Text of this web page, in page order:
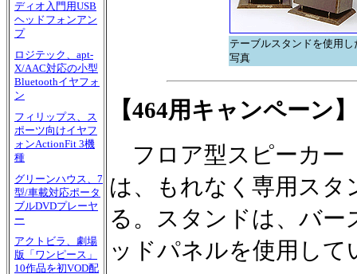
ディオ入門用USB
ヘッドフォンアン
プ
ロジテック、apt-
X/AAC対応の小型
Bluetoothイヤフォ
ン
フィリップス、ス
ポーツ向けイヤフ
ォンActionFit 3機
種
グリーンハウス、7
型/車載対応ポータ
ブルDVDプレーヤ
ー
アクトビラ、劇場
版「ワンピース」
10作品を初VOD配
テーブルスタンドを使用し
写真
【464用キャンペーン】
フロア型スピーカー
は、もれなく専用ス
る。スタンドは、バ
ッドパネルを使用して